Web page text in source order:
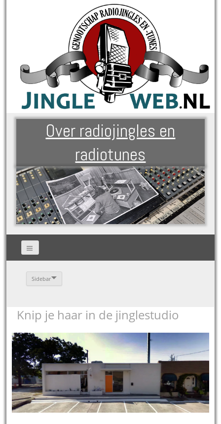
Over radiojingles en
radiotunes
Sidebar
Knip je haar in de jinglestudio